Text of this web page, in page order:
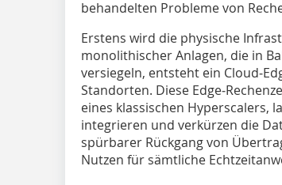
behandelten Probleme von
Erstens wird die physische
monolithischer Anlagen, die in
versiegeln, entsteht ein
Standorten. Diese
eines klassischen Hyperscalers,
integrieren und verkürzen die
spürbarer Rückgang von
Nutzen für sämtliche